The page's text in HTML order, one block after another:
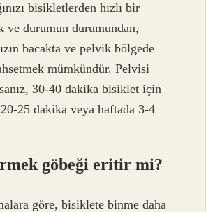
bisikletlerden hızlı bir
ve durumun durumundan,
bacakta ve pelvik bölgede
mümkündür. Pelvisi
30-40 dakika bisiklet için
25 dakika veya haftada 3-4
göbeği eritir mi?
göre, bisiklete binme daha